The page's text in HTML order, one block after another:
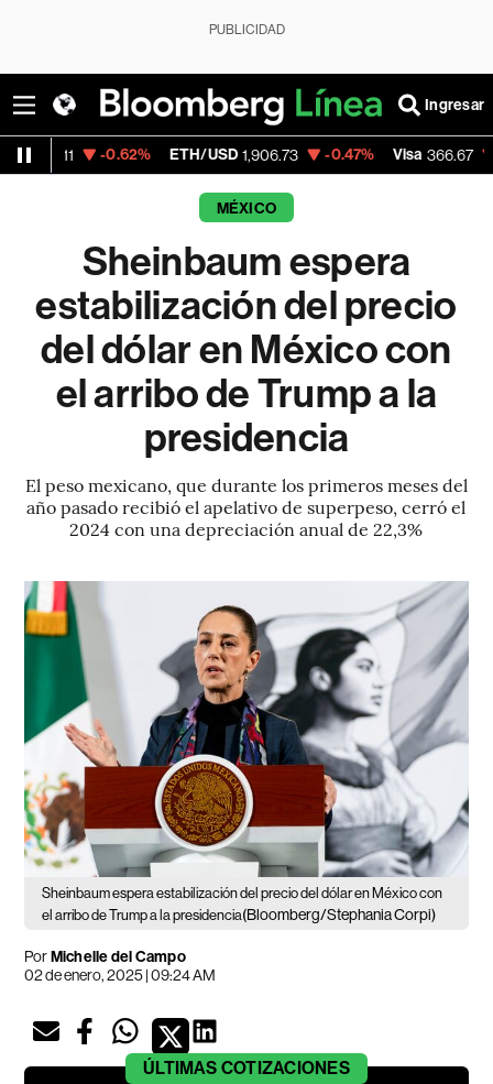
PUBLICIDAD
Ingresar
-0.62% ETH/USD 1,906.73 -0.47% Visa 366.67 -0.51%
MÉXICO
Sheinbaum espera
estabilización del precio
del dólar en México con
el arribo de Trump a la
presidencia
El peso mexicano, que durante los primeros meses del
año pasado recibió el apelativo de superpeso, cerró el
2024 con una depreciación anual de 22,3%
Sheinbaum espera estabilización del precio del dólar en México con
el arribo de Trump a la presidencia(Bloomberg/Stephania Corpi)
PorMichelle del Campo
02 de enero, 2025 | 09:24 AM
ÚLTIMAS COTIZACIONES